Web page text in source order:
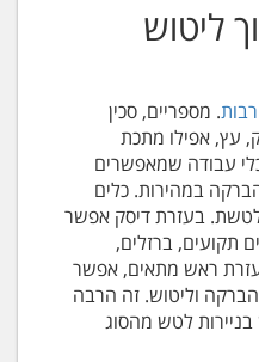
ליטוש
. מספריים, סכין
עץ, אפילו מתכת
עבודה שמאפשרים
במהירות. כלים
בעזרת דיסק אפשר
תקועים, ברזלים,
ראש מתאים, אפשר
וליטוש. זה הרבה
לטש מהסוג